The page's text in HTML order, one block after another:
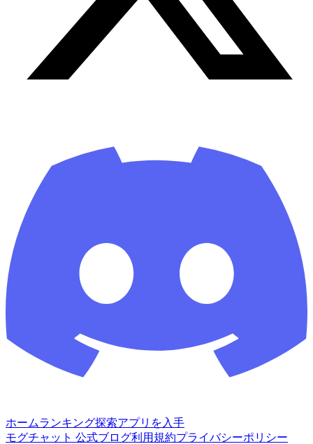
ホームランキング探索アプリを入手
モグチャット 公式ブログ利用規約プライバシーポリシー